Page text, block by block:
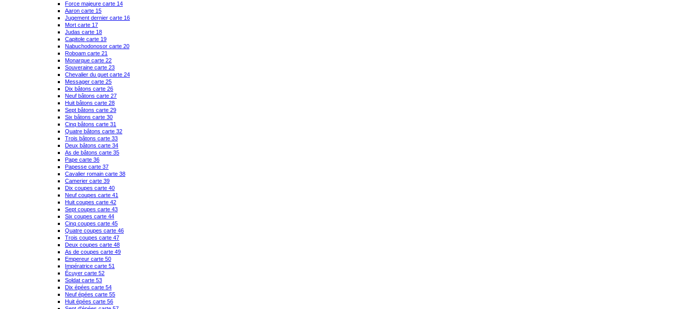
Force majeure carte 14
Aaron carte 15
Jugement dernier carte 16
Mort carte 17
Judas carte 18
Capitole carte 19
Nabuchodonosor carte 20
Roboam carte 21
Monarque carte 22
Souveraine carte 23
Chevalier du guet carte 24
Messager carte 25
Dix bâtons carte 26
Neuf bâtons carte 27
Huit bâtons carte 28
Sept bâtons carte 29
Six bâtons carte 30
Cinq bâtons carte 31
Quatre bâtons carte 32
Trois bâtons carte 33
Deux bâtons carte 34
As de bâtons carte 35
Pape carte 36
Papesse carte 37
Cavalier romain carte 38
Camerier carte 39
Dix coupes carte 40
Neuf coupes carte 41
Huit coupes carte 42
Sept coupes carte 43
Six coupes carte 44
Cinq coupes carte 45
Quatre coupes carte 46
Trois coupes carte 47
Deux coupes carte 48
As de coupes carte 49
Empereur carte 50
Impératrice carte 51
Écuyer carte 52
Soldat carte 53
Dix épées carte 54
Neuf épées carte 55
Huit épées carte 56